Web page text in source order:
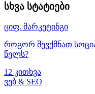
სხვა სტატიები
ციფ. მარკეტინგი
როგორ შევქმნათ
წელს?
12 კითხვა
ვებ & SEO